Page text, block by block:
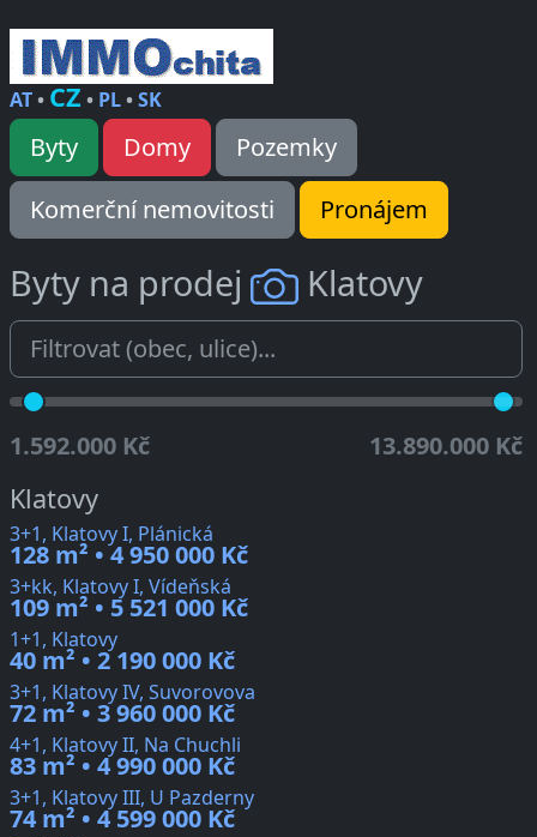
AT• CZ • PL•SK
Byty Domy
Pozemky
Komerční nemovitosti
Pronájem
Byty na prodej Klatovy
1.592.000 Kč 13.890.000 Kč
Klatovy
3+1, Klatovy I, Plánická
128 m² • 4 950 000 Kč
3+kk, Klatovy I, Vídeňská
109 m² • 5 521 000 Kč
1+1, Klatovy
40 m² • 2 190 000 Kč
3+1, Klatovy IV, Suvorovova
72 m² • 3 960 000 Kč
4+1, Klatovy II, Na Chuchli
83 m² • 4 990 000 Kč
3+1, Klatovy III, U Pazderny
74 m² • 4 599 000 Kč